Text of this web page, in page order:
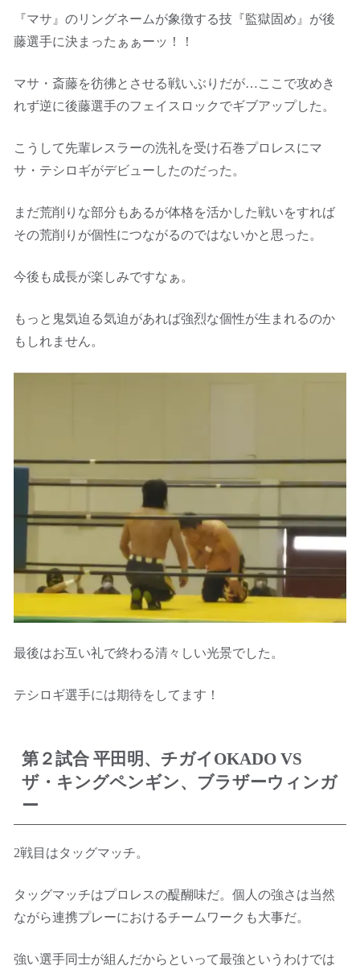
『マサ』のリングネームが象徴する技『監獄固め』が後
藤選手に決まったぁぁーッ！！
マサ・斎藤を彷彿とさせる戦いぶりだが…ここで攻めき
れず逆に後藤選手のフェイスロックでギブアップした。
こうして先輩レスラーの洗礼を受け石巻プロレスにマ
サ・テシロギがデビューしたのだった。
まだ荒削りな部分もあるが体格を活かした戦いをすれば
その荒削りが個性につながるのではないかと思った。
今後も成長が楽しみですなぁ。
もっと鬼気迫る気迫があれば強烈な個性が生まれるのか
もしれません。
最後はお互い礼で終わる清々しい光景でした。
テシロギ選手には期待をしてます！
第２試合 平田明、チガイOKADO VS
ザ・キングペンギン、ブラザーウィンガ
ー
2戦目はタッグマッチ。
タッグマッチはプロレスの醍醐味だ。個人の強さは当然
ながら連携プレーにおけるチームワークも大事だ。
強い選手同士が組んだからといって最強というわけでは